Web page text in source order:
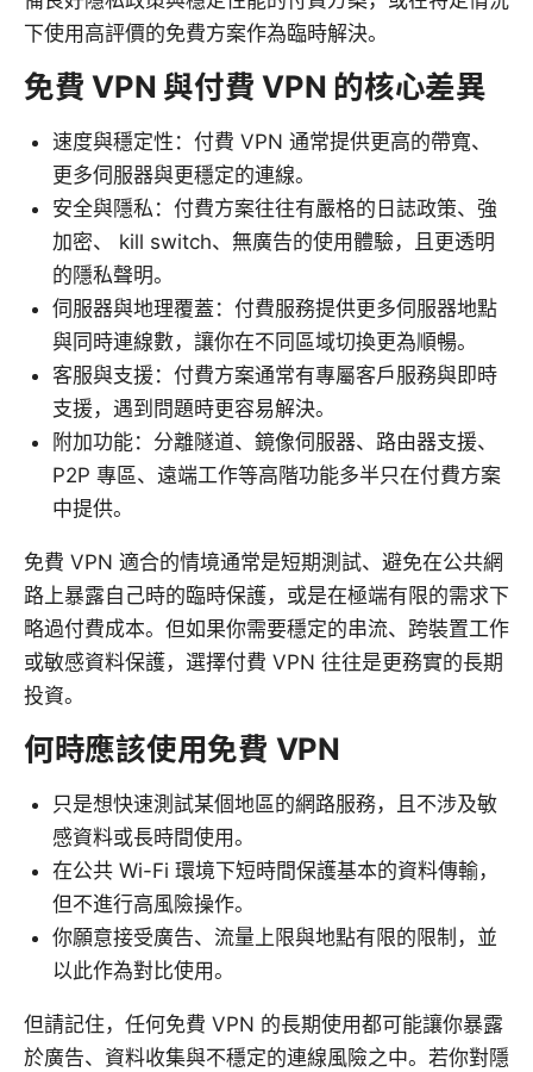
下使用高評價的免費方案作為臨時解決。
免費 VPN 與付費 VPN 的核心差異
速度與穩定性：付費 VPN 通常提供更高的帶寬、
更多伺服器與更穩定的連線。
安全與隱私：付費方案往往有嚴格的日誌政策、強
加密、 kill switch、無廣告的使用體驗，且更透明
的隱私聲明。
伺服器與地理覆蓋：付費服務提供更多伺服器地點
與同時連線數，讓你在不同區域切換更為順暢。
客服與支援：付費方案通常有專屬客戶服務與即時
支援，遇到問題時更容易解決。
附加功能：分離隧道、鏡像伺服器、路由器支援、
P2P 專區、遠端工作等高階功能多半只在付費方案
中提供。
免費 VPN 適合的情境通常是短期測試、避免在公共網
路上暴露自己時的臨時保護，或是在極端有限的需求下
略過付費成本。但如果你需要穩定的串流、跨裝置工作
或敏感資料保護，選擇付費 VPN 往往是更務實的長期
投資。
何時應該使用免費 VPN
只是想快速測試某個地區的網路服務，且不涉及敏
感資料或長時間使用。
在公共 Wi-Fi 環境下短時間保護基本的資料傳輸，
但不進行高風險操作。
你願意接受廣告、流量上限與地點有限的限制，並
以此作為對比使用。
但請記住，任何免費 VPN 的長期使用都可能讓你暴露
於廣告、資料收集與不穩定的連線風險之中。若你對隱